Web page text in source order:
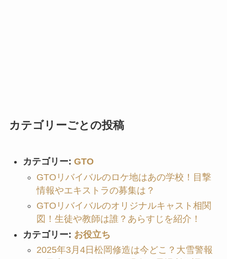
カテゴリーごとの投稿
カテゴリー: GTO
GTOリバイバルのロケ地はあの学校！目撃
情報やエキストラの募集は？
GTOリバイバルのオリジナルキャスト相関
図！生徒や教師は誰？あらすじを紹介！
カテゴリー: お役立ち
2025年3月4日松岡修造は今どこ？大雪警報